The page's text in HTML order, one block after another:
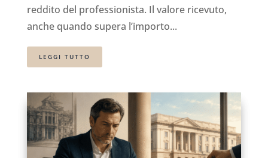
reddito del professionista. Il valore ricevuto,
anche quando supera l’importo...
LEGGI TUTTO